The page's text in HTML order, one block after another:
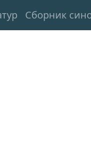
Сборник